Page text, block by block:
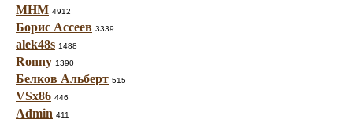
МНМ 4912
Борис Ассеев 3339
alek48s 1488
Ronny 1390
Белков Альберт 515
VSx86 446
Admin 411